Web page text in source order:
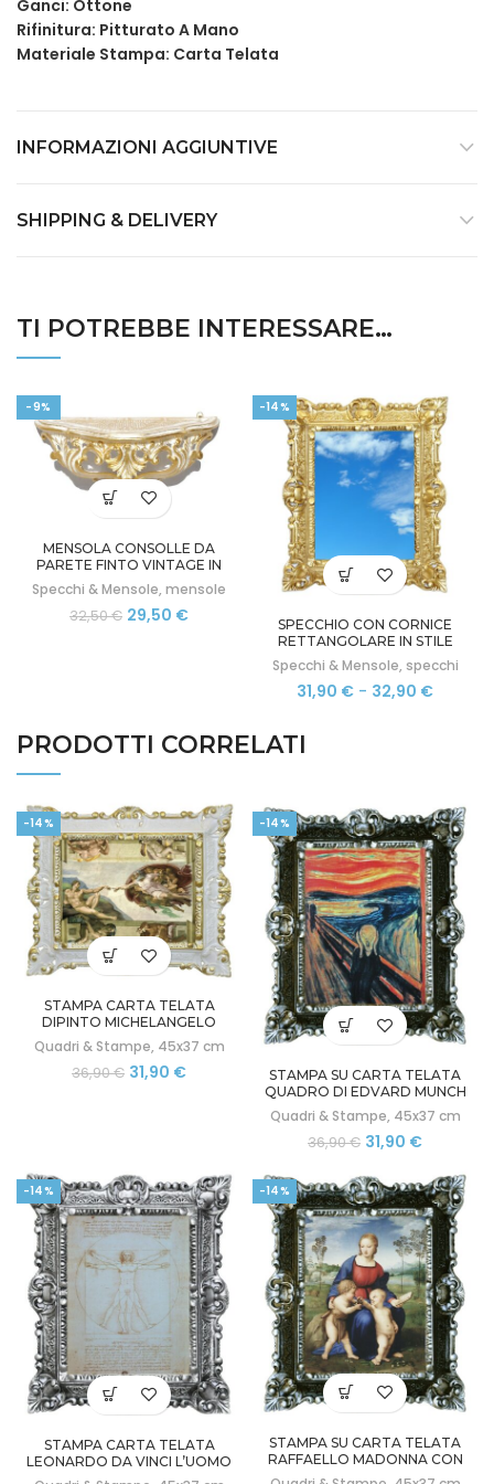
Ganci: Ottone
Rifinitura: Pitturato A Mano
Materiale Stampa: Carta Telata
INFORMAZIONI AGGIUNTIVE
SHIPPING & DELIVERY
TI POTREBBE INTERESSARE…
-9%
MENSOLA CONSOLLE DA
PARETE FINTO VINTAGE IN
STILE BAROCCO VENEZIANO
Specchi & Mensole, mensole
32,50€ Il
29,50 €Il
-14%
SPECCHIO CON CORNICE
RETTANGOLARE IN STILE
BAROCCO FINTO VINTAGE CM
45X37
Specchi & Mensole, specchi
31,90 € - 32,90 €Fascia
32,90 €
PRODOTTI CORRELATI
-14%
STAMPA CARTA TELATA
DIPINTO MICHELANGELO
CREAZIONE ADAMO CORNICE
BAROCCA 45X37
Quadri & Stampe, 45x37 cm
36,90€ Il
31,90 €Il
-14%
STAMPA SU CARTA TELATA
QUADRO DI EDVARD MUNCH
L’URLO CON CORNICE
BAROCCA 45X37 CM
Quadri & Stampe, 45x37 cm
36,90€ Il
originale
era:
36,90 €.
31,90 €Il
attuale
è:
31,90 €.
-14%
STAMPA CARTA TELATA
LEONARDO DA VINCI L’UOMO
VITRUVIANO CORNICE
-14%
STAMPA SU CARTA TELATA
RAFFAELLO MADONNA CON
BAMBINO CORNICE STILE